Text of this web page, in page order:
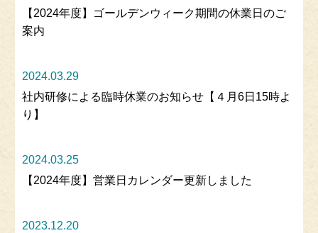
【2024年度】ゴールデンウィーク期間の休業日のご
案内
2024.03.29
社内研修による臨時休業のお知らせ【４月6日15時よ
り】
2024.03.25
【2024年度】営業日カレンダー更新しました
2023.12.20